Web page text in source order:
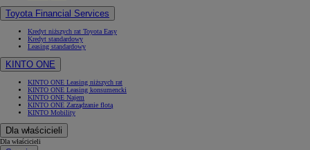
Toyota Financial Services
Kredyt niższych rat Toyota Easy
Kredyt standardowy
Leasing standardowy
KINTO ONE
KINTO ONE Leasing niższych rat
KINTO ONE Leasing konsumencki
KINTO ONE Najem
KINTO ONE Zarządzanie flotą
KINTO Mobility
Dla właścicieli
Dla właścicieli